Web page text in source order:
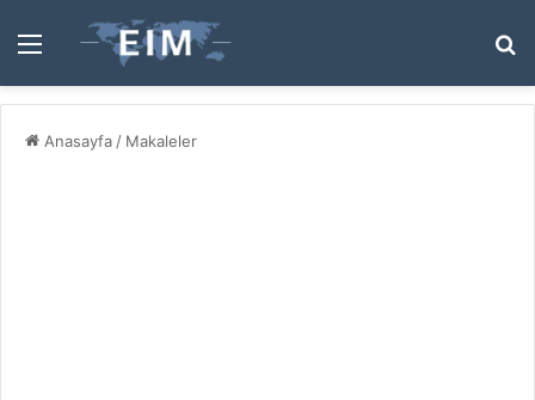
Menü
...
Anasayfa / Makaleler